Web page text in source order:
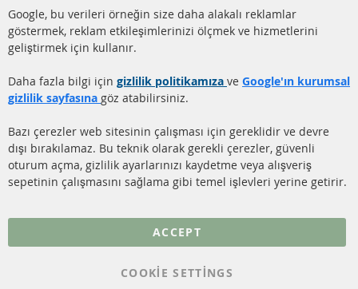
(DPF)
DİZEL PARTİKÜL FİLTRESİ
KATALİZÖR (KAT)
SSS
Hakkımızda
Gönderim ücreti
Daha fazla link
Veri koruma
Genel Çalışma Koşulları
Google, bu verileri örneğin size daha alakalı reklamlar
göstermek, reklam etkileşimlerinizi ölçmek ve hizmetlerini
geliştirmek için kullanır.
Daha fazla bilgi için gizlilik politikamıza ve Google'ın kurumsal
gizlilik sayfasına göz atabilirsiniz.
Bazı çerezler web sitesinin çalışması için gereklidir ve devre
dışı bırakılamaz. Bu teknik olarak gerekli çerezler, güvenli
oturum açma, gizlilik ayarlarınızı kaydetme veya alışveriş
sepetinin çalışmasını sağlama gibi temel işlevleri yerine getirir.
ACCEPT
COOKIE SETTINGS